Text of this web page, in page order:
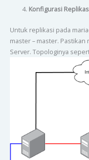
Konfigurasi
Untuk replikasi pada
master – master.
Server. Topologinya